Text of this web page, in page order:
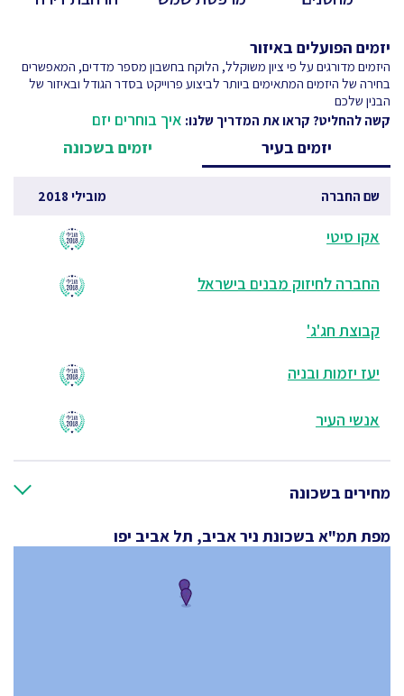
יזמים הפועלים באיזור
היזמים מדורגים על פי ציון משוקלל, הלוקח בחשבון מספר מדדים, המאפשרים
בחירה של היזמים המתאימים ביותר לביצוע פרוייקט בסדר הגודל ובאיזור של
הבנין שלכם
קשה להחליט? קראו את המדריך שלנו: איך בוחרים יזם
יזמים בעיר
יזמים בשכונה
שם החברה מובילי 2018
אקו סיטי
החברה לחיזוק מבנים בישראל
קבוצת חג'ג'
יעז יזמות ובניה
אנשי העיר
מחירים בשכונה
מפת תמ"א בשכונת ניר אביב, תל אביב יפו